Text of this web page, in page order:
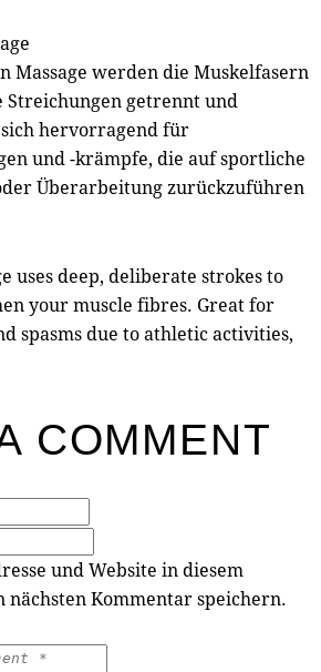
Massage werden die Muskelfasern
Streichungen getrennt und
hervorragend für
und -krämpfe, die auf sportliche
Überarbeitung zurückzuführen
uses deep, deliberate strokes to
your muscle fibres. Great for
spasms due to athletic activities,
COMMENT
und Website in diesem
Kommentar speichern.